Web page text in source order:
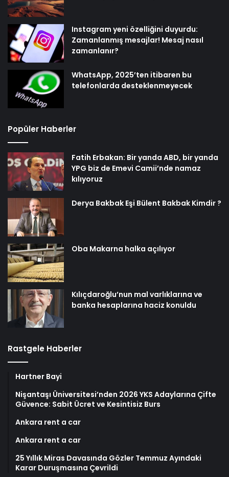
Instagram yeni özelliğini duyurdu:
Zamanlanmış mesajlar! Mesaj nasıl
zamanlanır?
WhatsApp, 2025’ten itibaren bu
telefonlarda desteklenmeyecek
Popüler Haberler
Fatih Erbakan: Bir yanda ABD, bir yanda
YPG biz de Emevi Camii’nde namaz
kılıyoruz
Derya Bakbak Eşi Bülent Bakbak Kimdir ?
Oba Makarna halka açılıyor
Kılıçdaroğlu’nun mal varlıklarına ve
banka hesaplarına haciz konuldu
Rastgele Haberler
Hartner Bayi
Nişantaşı Üniversitesi’nden 2026 YKS Adaylarına Çifte
Güvence: Sabit Ücret ve Kesintisiz Burs
Ankara rent a car
Ankara rent a car
25 Yıllık Miras Davasında Gözler Temmuz Ayındaki
Karar Duruşmasına Çevrildi